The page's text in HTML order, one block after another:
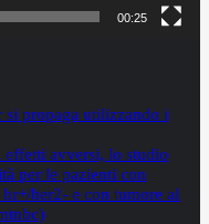
00:25
si propaga utilizzando i
avversi, lo studio
per le pazienti con
her2- e con tumore al